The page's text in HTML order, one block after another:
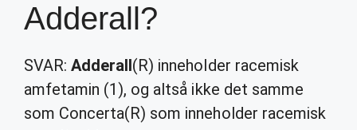
Adderall?
SVAR:Adderall(R) inneholder racemisk
amfetamin (1), og altså ikke det samme
som Concerta(R) som inneholder racemisk